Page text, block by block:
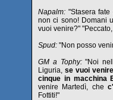
Napalm: "Stasera
non ci sono! Domani
vuoi venire?"
Spud: "Non posso
GM a Tophy:"Noi
Liguria, se vuoi
cinque in macchina
venire Martedì, che
Fottiti!"